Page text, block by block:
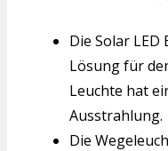
Die Solar
Lösung für
Leuchte hat
Ausstrahlung.
Die